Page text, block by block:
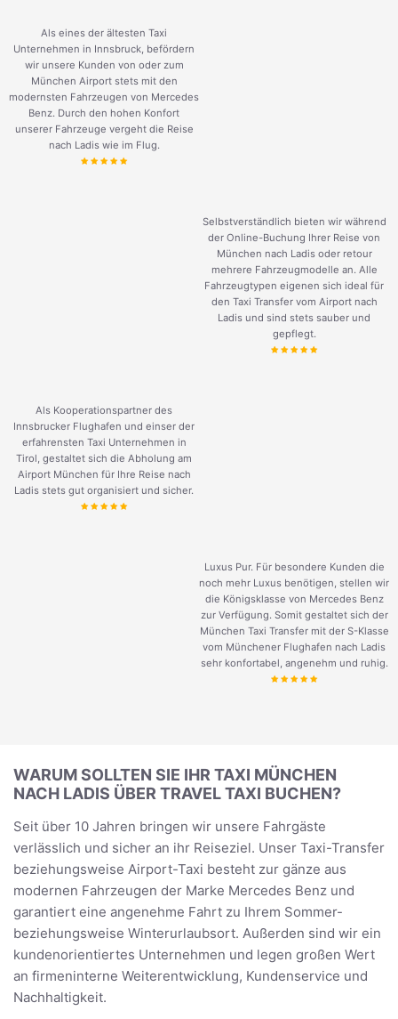
Als eines der ältesten Taxi
Unternehmen in Innsbruck, befördern
wir unsere Kunden von oder zum
München Airport stets mit den
modernsten Fahrzeugen von Mercedes
Benz. Durch den hohen Konfort
unserer Fahrzeuge vergeht die Reise
nach Ladis wie im Flug.
Selbstverständlich bieten wir während
der Online-Buchung Ihrer Reise von
München nach Ladis oder retour
mehrere Fahrzeugmodelle an. Alle
Fahrzeugtypen eigenen sich ideal für
den Taxi Transfer vom Airport nach
Ladis und sind stets sauber und
gepflegt.
Als Kooperationspartner des
Innsbrucker Flughafen und einser der
erfahrensten Taxi Unternehmen in
Tirol, gestaltet sich die Abholung am
Airport München für Ihre Reise nach
Ladis stets gut organisiert und sicher.
Luxus Pur. Für besondere Kunden die
noch mehr Luxus benötigen, stellen wir
die Königsklasse von Mercedes Benz
zur Verfügung. Somit gestaltet sich der
München Taxi Transfer mit der S-Klasse
vom Münchener Flughafen nach Ladis
sehr konfortabel, angenehm und ruhig.
WARUM SOLLTEN SIE IHR TAXI MÜNCHEN
NACH LADIS ÜBER TRAVEL TAXI BUCHEN?
Seit über 10 Jahren bringen wir unsere Fahrgäste
verlässlich und sicher an ihr Reiseziel. Unser Taxi-Transfer
beziehungsweise Airport-Taxi besteht zur gänze aus
modernen Fahrzeugen der Marke Mercedes Benz und
garantiert eine angenehme Fahrt zu Ihrem Sommer-
beziehungsweise Winterurlaubsort. Außerden sind wir ein
kundenorientiertes Unternehmen und legen großen Wert
an firmeninterne Weiterentwicklung, Kundenservice und
Nachhaltigkeit.